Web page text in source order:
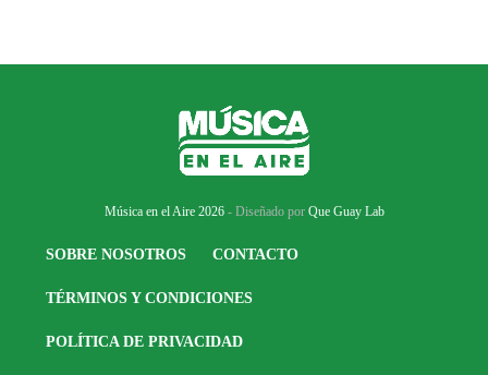
Música en el Aire 2026- Diseñado por Que Guay Lab
SOBRE NOSOTROS CONTACTO
TÉRMINOS Y CONDICIONES
POLÍTICA DE PRIVACIDAD